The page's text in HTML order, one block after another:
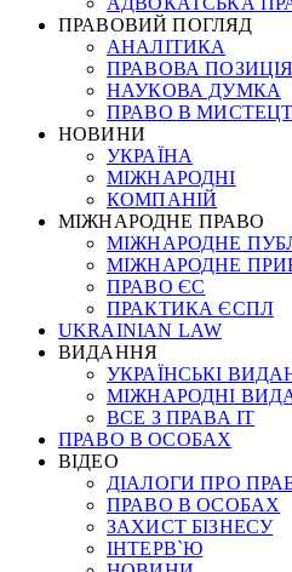
ПРАВОВИЙ ПОГЛЯД
АНАЛІТИКА
ПРАВОВА ПОЗИЦІЯ
НАУКОВА ДУМКА
ПРАВО В
НОВИНИ
УКРАЇНА
МІЖНАРОДНІ
КОМПАНІЙ
МІЖНАРОДНЕ ПРАВО
МІЖНАРОДНЕ
МІЖНАРОДНЕ
ПРАВО ЄС
ПРАКТИКА ЄСПЛ
UKRAINIAN LAW
ВИДАННЯ
УКРАЇНСЬКІ
МІЖНАРОДНІ
ВСЕ З ПРАВА ІТ
ПРАВО В ОСОБАХ
ВІДЕО
ДІАЛОГИ ПРО
ПРАВО В ОСОБАХ
ЗАХИСТ БІЗНЕСУ
ІНТЕРВ`Ю